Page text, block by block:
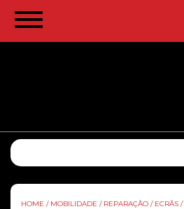
HOME / MOBILIDADE / REPARAÇÃO / ECRÃS /